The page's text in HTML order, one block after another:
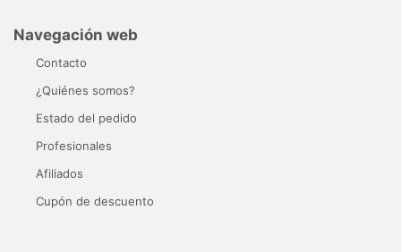
Navegación web
Contacto
¿Quiénes somos?
Estado del pedido
Profesionales
Afiliados
Cupón de descuento